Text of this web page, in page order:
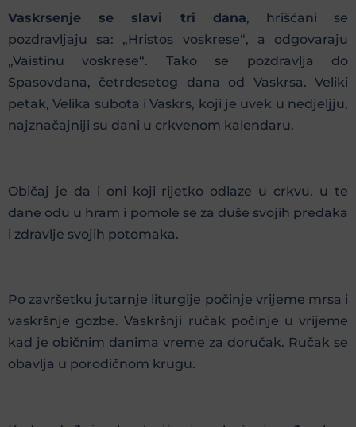
Vaskrsenje se slavi tri dana, hrišćani se
pozdravljaju sa: „Hristos voskrese“, a odgovaraju
„Vaistinu voskrese“. Tako se pozdravlja do
Spasovdana, četrdesetog dana od Vaskrsa. Veliki
petak, Velika subota i Vaskrs, koji je uvek u nedjeljju,
najznačajniji su dani u crkvenom kalendaru.
Običaj je da i oni koji rijetko odlaze u crkvu, u te
dane odu u hram i pomole se za duše svojih predaka
i zdravlje svojih potomaka.
Po završetku jutarnje liturgije počinje vrijeme mrsa i
vaskršnje gozbe. Vaskršnji ručak počinje u vrijeme
kad je običnim danima vreme za doručak. Ručak se
obavlja u porodičnom krugu.